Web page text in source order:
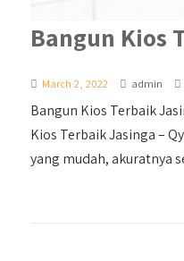
Bangun Kios
March 2, 2022 admin
Bangun Kios Terbaik
Kios Terbaik Jasinga –
yang mudah, akuratnya